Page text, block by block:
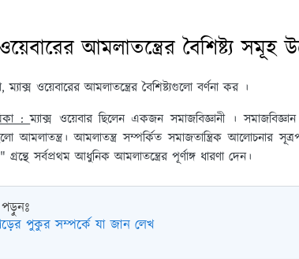
আমলাতন্ত্রের বৈশিষ্ট্য সমূহ
ম্যাক্স ওয়েবারের আমলাতন্ত্রের বৈশিষ্ট্যগুলো বর্ণনা কর ।
:ম্যাক্স ওয়েবার ছিলেন একজন সমাজবিজ্ঞানী ।
আমলাতন্ত্র। আমলাতন্ত্র সম্পর্কিত সমাজতান্ত্রিক আলোচনার
সর্বপ্রথম আধুনিক আমলাতন্ত্রের পূর্ণাঙ্গ ধারণা দেন।
পুকুর সম্পর্কে যা জান লেখ